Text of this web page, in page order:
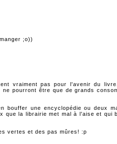
;o))
vraiment pas pour l'avenir du
pourront être que de grands
une encyclopédie ou deux
que la librairie met mal à l'aise et qui
vertes et des pas mûres! :p